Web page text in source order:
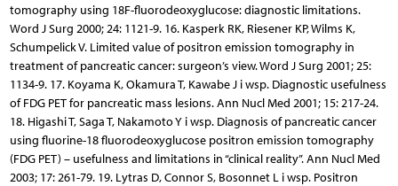
tomography using 18F-fluorodeoxyglucose: diagnostic limitations.
Word J Surg 2000; 24: 1121-9. 16. Kasperk RK, Riesener KP, Wilms K,
Schumpelick V. Limited value of positron emission tomography in
treatment of pancreatic cancer: surgeon’s view. Word J Surg 2001; 25:
1134-9. 17. Koyama K, Okamura T, Kawabe J i wsp. Diagnostic usefulness
of FDG PET for pancreatic mass lesions. Ann Nucl Med 2001; 15: 217-24.
18. Higashi T, Saga T, Nakamoto Y i wsp. Diagnosis of pancreatic cancer
using fluorine-18 fluorodeoxyglucose positron emission tomography
(FDG PET) – usefulness and limitations in “clinical reality”. Ann Nucl Med
2003; 17: 261-79. 19. Lytras D, Connor S, Bosonnet L i wsp. Positron